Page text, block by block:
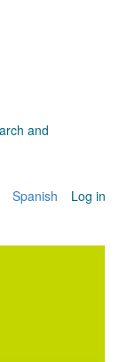
and
Log in
Spanish